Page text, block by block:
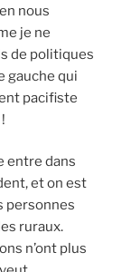
nous
je ne
de politiques
gauche qui
pacifiste
entre dans
et on est
personnes
ruraux.
n’ont plus